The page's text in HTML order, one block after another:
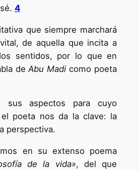
4
que siempre marchará
de aquella que incita a
sentidos, por lo que en
deAbu Madi como poeta
sus aspectos para cuyo
el poeta nos da la clave: la
perspectiva.
en su extenso poema
de la vida», del que